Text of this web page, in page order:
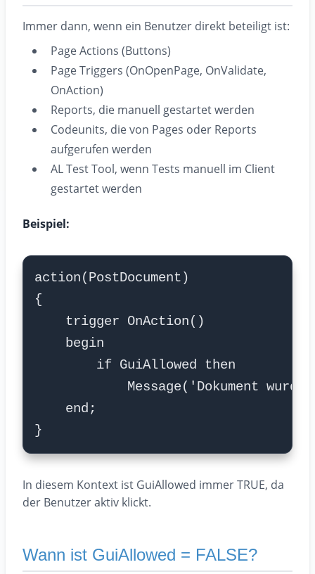
Immer dann, wenn ein Benutzer direkt beteiligt ist:
Page Actions (Buttons)
Page Triggers (OnOpenPage, OnValidate,
OnAction)
Reports, die manuell gestartet werden
Codeunits, die von Pages oder Reports
aufgerufen werden
AL Test Tool, wenn Tests manuell im Client
gestartet werden
Beispiel:
In diesem Kontext ist GuiAllowed immer TRUE, da
der Benutzer aktiv klickt.
Wann ist GuiAllowed = FALSE?